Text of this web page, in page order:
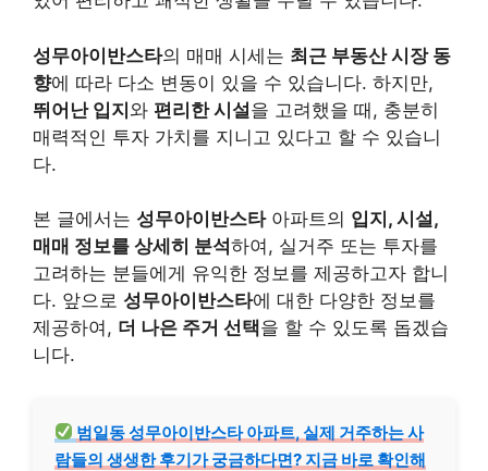
성무아이반스타의 매매 시세는 최근 부동산 시장 동
향에 따라 다소 변동이 있을 수 있습니다. 하지만,
뛰어난 입지와 편리한 시설을 고려했을 때, 충분히
매력적인 투자 가치를 지니고 있다고 할 수 있습니
다.
본 글에서는 성무아이반스타아파트의 입지, 시설,
매매 정보를 상세히 분석하여, 실거주 또는 투자를
고려하는 분들에게 유익한 정보를 제공하고자 합니
다. 앞으로 성무아이반스타에 대한 다양한 정보를
제공하여, 더 나은 주거 선택을 할 수 있도록 돕겠습
니다.
범일동 성무아이반스타 아파트, 실제 거주하는 사
람들의 생생한 후기가 궁금하다면? 지금 바로 확인해